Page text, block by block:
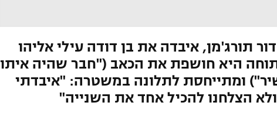
תורג'מן, איבדה את בן דודה עילי אליהו
היא חושפת את הכאב ("חבר שהיה איתו
ומתייחסת לתלונה במשטרה: "איבדתי
הצלחנו להכיל אחד את השנייה"